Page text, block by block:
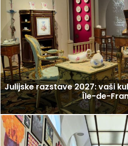
Julijske razstave 2027: vaši
Île-de-